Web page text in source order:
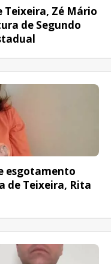
Teixeira, Zé Mário
de Segundo
esgotamento
de Teixeira, Rita